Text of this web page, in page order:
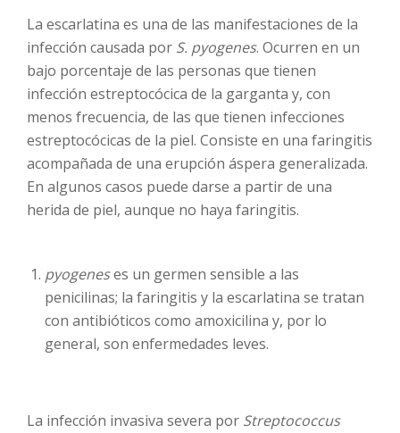
La escarlatina es una de las manifestaciones de la
infección causada por S. pyogenes. Ocurren en un
bajo porcentaje de las personas que tienen
infección estreptocócica de la garganta y, con
menos frecuencia, de las que tienen infecciones
estreptocócicas de la piel. Consiste en una faringitis
acompañada de una erupción áspera generalizada.
En algunos casos puede darse a partir de una
herida de piel, aunque no haya faringitis.
pyogeneses un germen sensible a las
penicilinas; la faringitis y la escarlatina se tratan
con antibióticos como amoxicilina y, por lo
general, son enfermedades leves.
La infección invasiva severa por Streptococcus